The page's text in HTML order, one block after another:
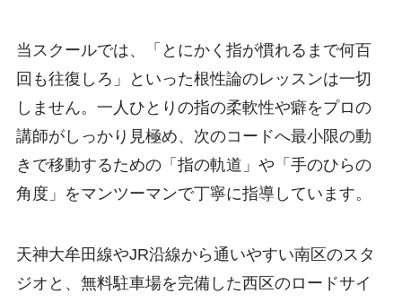
当スクールでは、「とにかく指が慣れるまで何百
回も往復しろ」といった根性論のレッスンは一切
しません。一人ひとりの指の柔軟性や癖をプロの
講師がしっかり見極め、次のコードへ最小限の動
きで移動するための「指の軌道」や「手のひらの
角度」をマンツーマンで丁寧に指導しています。
天神大牟田線やJR沿線から通いやすい南区のスタ
ジオと、無料駐車場を完備した西区のロードサイ